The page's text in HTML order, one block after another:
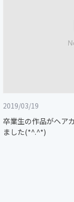
2019/03/19
卒業生の作品がヘア
ました(*^.^*)